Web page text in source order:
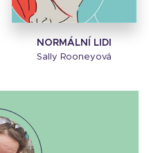
NORMÁLNÍ LIDI
Sally Rooneyová